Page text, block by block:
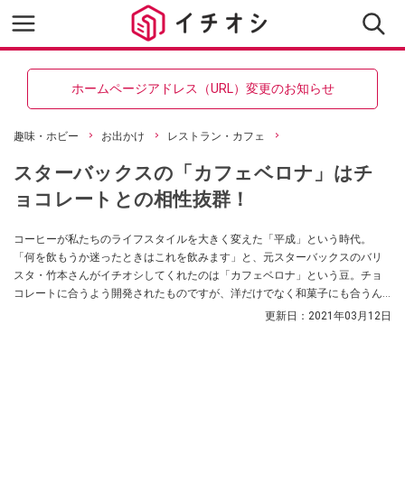
ホームページアドレス（URL）変更のお知らせ
趣味・ホビー お出かけ レストラン・カフェ
スターバックスの「カフェベロナ」はチ
ョコレートとの相性抜群！
コーヒーが私たちのライフスタイルを大きく変えた「平成」という時代。
「何を飲もうか迷ったときはこれを飲みます」と、元スターバックスのバリ
スタ・竹本さんがイチオシしてくれたのは「カフェベロナ」という豆。チョ
コレートに合うよう開発されたものですが、洋だけでなく和菓子にも合うん
更新日： 2021年03月12日